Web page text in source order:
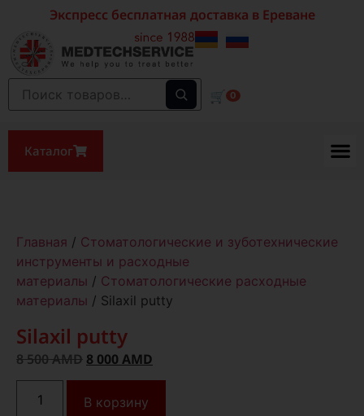
Экспресс бесплатная доставка в Ереване
🛒 0
Каталог
Главная / Стоматологические и зуботехнические
инструменты и расходные
материалы / Стоматологические расходные
материалы / Silaxil putty
Silaxil putty
8 500AMD 8 000 AMD
В корзину